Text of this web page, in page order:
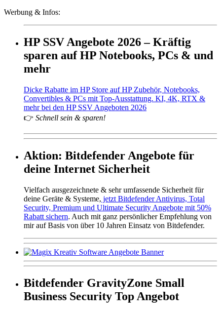
Werbung & Infos:
HP SSV Angebote 2026 – Kräftig
sparen auf HP Notebooks, PCs & und
mehr
Dicke Rabatte im HP Store auf HP Zubehör, Notebooks,
Convertibles & PCs mit Top-Ausstattung. KI, 4K, RTX &
mehr bei den HP SSV Angeboten 2026
👉 Schnell sein & sparen!
Aktion: Bitdefender Angebote für
deine Internet Sicherheit
Vielfach ausgezeichnete & sehr umfassende Sicherheit für
deine Geräte & Systeme, jetzt Bitdefender Antivirus, Total
Security, Premium und Ultimate Security Angebote mit 50%
Rabatt sichern. Auch mit ganz persönlicher Empfehlung von
mir auf Basis von über 10 Jahren Einsatz von Bitdefender.
Bitdefender GravityZone Small
Business Security Top Angebot